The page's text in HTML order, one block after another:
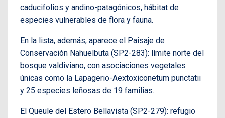
caducifolios y andino-patagónicos, hábitat de
especies vulnerables de flora y fauna.
En la lista, además, aparece el Paisaje de
Conservación Nahuelbuta (SP2-283): límite norte del
bosque valdiviano, con asociaciones vegetales
únicas como la Lapagerio-Aextoxiconetum punctatii
y 25 especies leñosas de 19 familias.
El Queule del Estero Bellavista (SP2-279): refugio